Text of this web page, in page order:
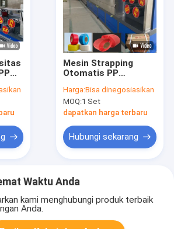
Mesin Strapping
Otomatis PP
Mesin Plastik PP
Strapping Tape
Extruder Untuk
Harga:Bisa dinegosiasikan
MOQ:1 Set
dapatkan harga terbaru
Hubungi sekarang
Waktu Anda
kami menghubungi produk terbaik
Anda.